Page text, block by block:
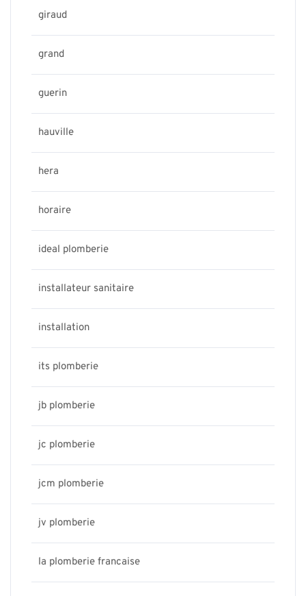
giraud
grand
guerin
hauville
hera
horaire
ideal plomberie
installateur sanitaire
installation
its plomberie
jb plomberie
jc plomberie
jcm plomberie
jv plomberie
la plomberie francaise